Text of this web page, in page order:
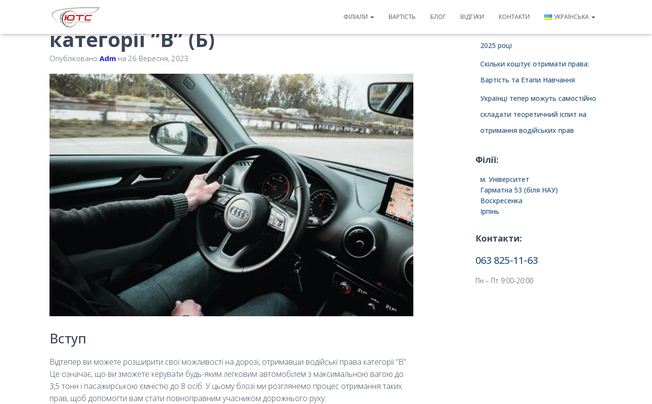
ФІЛІАЛИ ВАРТІСТЬ БЛОГ ВІДГУКИ КОНТАКТИ УКРАЇНСЬКА
Як отримати посвідчення водія
категорії “B” (Б)
Опубліковано Adm на 26 Вересня, 2023
Вступ
Відтепер ви можете розширити свої можливості на дорозі, отримавши водійські права категорії “B”.
Це означає, що ви зможете керувати будь-яким легковим автомобілем з максимальною вагою до
3,5 тонн і пасажирською ємністю до 8 осіб. У цьому блозі ми розглянемо процес отримання таких
прав, щоб допомогти вам стати повноправним учасником дорожнього руху.
2025 році
Скільки коштує отримати права:
Вартість та Етапи Навчання
Українці тепер можуть самостійно
складати теоретичний іспит на
отримання водійських прав
Філії:
м. Університет
Гарматна 53 (біля НАУ)
Воскресенка
Ірпінь
Контакти:
063 825-11-63
Пн – Пт 9:00-20:00